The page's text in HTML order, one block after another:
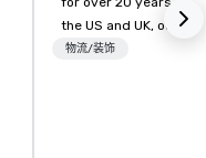
the US and UK, our audiovisual and
production company
物流/装饰